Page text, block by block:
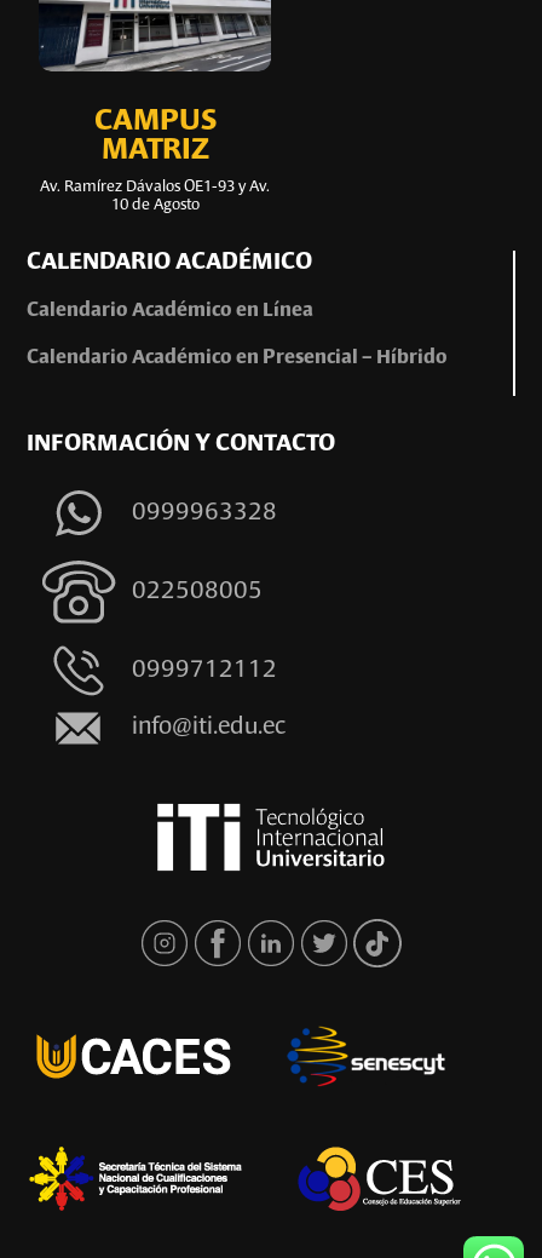
CAMPUS
MATRIZ
Av. Ramírez Dávalos OE1-93 y Av.
10 de Agosto
CALENDARIO ACADÉMICO
Calendario Académico en Línea
Calendario Académico en Presencial – Híbrido
INFORMACIÓN Y CONTACTO
0999963328
022508005
0999712112
info@iti.edu.ec